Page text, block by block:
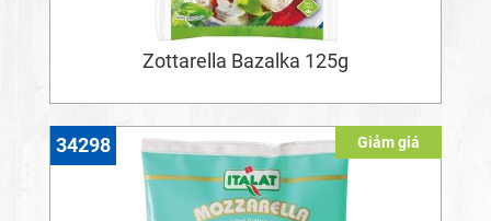
Zottarella Bazalka 125g
Giảm giá
34298